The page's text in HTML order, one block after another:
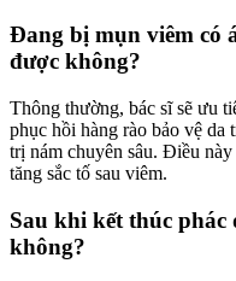
Đang bị mụn viêm có
được không?
Thông thường, bác sĩ sẽ ưu
phục hồi hàng rào bảo vệ da
trị nám chuyên sâu. Điều
tăng sắc tố sau viêm.
Sau khi kết thúc
không?